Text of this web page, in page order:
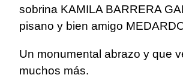
sobrina KAMILA BARRERA
pisano y bien amigo
Un monumental abrazo y que
muchos más.